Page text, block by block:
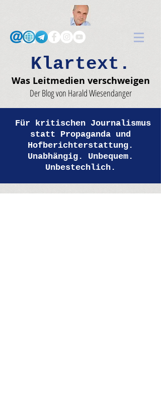
Klartext.
Was Leitmedien verschweigen
Der Blog von Harald Wiesendanger
Für kritischen Journalismus
statt Propaganda und
Hofberichterstattung.
Unabhängig. Unbequem.
Unbestechlich.